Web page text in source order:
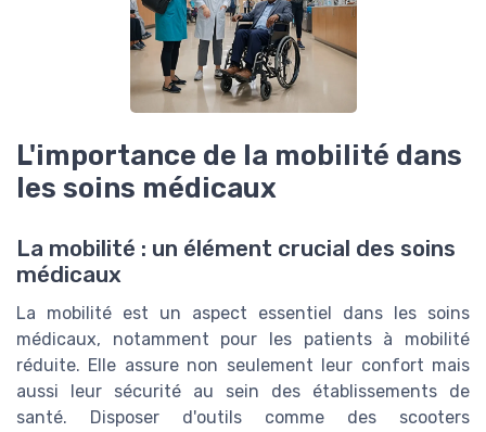
L'importance de la mobilité dans
les soins médicaux
La mobilité : un élément crucial des soins
médicaux
La mobilité est un aspect essentiel dans les soins
médicaux, notamment pour les patients à mobilité
réduite. Elle assure non seulement leur confort mais
aussi leur sécurité au sein des établissements de
santé. Disposer d'outils comme des scooters